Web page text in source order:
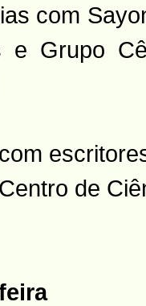
com
e Grupo
de